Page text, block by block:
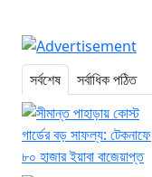
সর্বশেষ
সর্বাধিক পঠিত